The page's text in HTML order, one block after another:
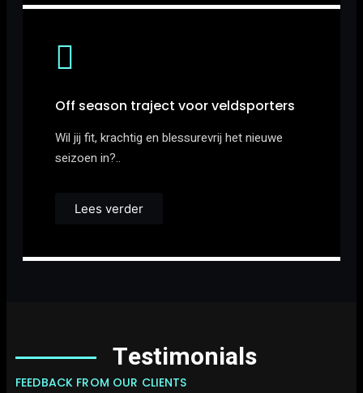
Off season traject voor veldsporters
Wil jij fit, krachtig en blessurevrij het nieuwe
seizoen in?..
Lees verder
Testimonials
FEEDBACK FROM OUR CLIENTS